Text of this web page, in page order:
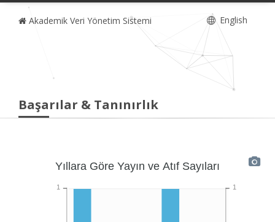
Akademik Veri Yönetim Sistemi English
Başarılar & Tanınırlık
Yıllara Göre Yayın ve Atıf Sayıları
1
1